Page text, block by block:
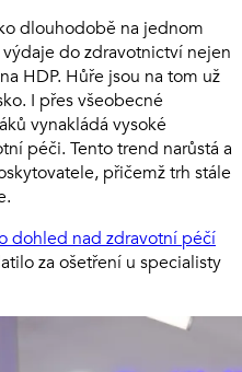
dlouhodobě na jednom
do zdravotnictví nejen
HDP. Hůře jsou na tom už
I přes všeobecné
vynakládá vysoké
péči. Tento trend narůstá a
přičemž trh stále
dohled nad zdravotní péčí
za ošetření u specialisty